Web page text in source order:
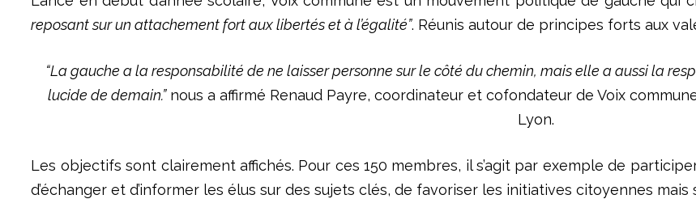
reposant sur un attachement fort aux libertés et à l’égalité”. Réunis autour de principes forts aux
“La gauche a la responsabilité de ne laisser personne sur le côté du chemin, mais elle a aussi la
lucide de demain.”nous a affirmé Renaud Payre, coordinateur et cofondateur de Voix
Lyon.
Les objectifs sont clairement affichés. Pour ces 150 membres, il s’agit par exemple de
d’échanger et d’informer les élus sur des sujets clés, de favoriser les initiatives citoyennes mais